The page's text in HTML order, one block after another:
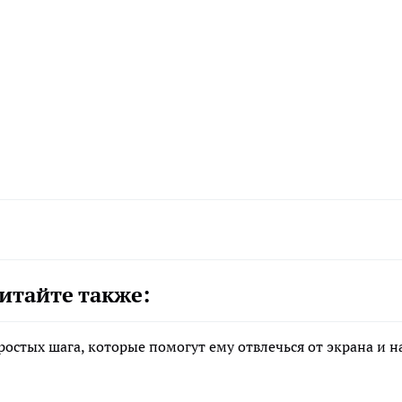
также:
шага, которые помогут ему отвлечься от экрана и